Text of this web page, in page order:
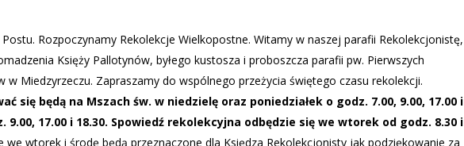
Rozpoczynamy Rekolekcje Wielkopostne. Witamy w naszej parafii Rekolekcjonistę,
Księży Pallotynów, byłego kustosza i proboszcza parafii pw. Pierwszych
w Miedzyrzeczu. Zapraszamy do wspólnego przeżycia świętego czasu rekolekcji.
się będą na Mszach św. w niedzielę oraz poniedziałek o godz. 7.00, 9.00, 17.00 i
9.00, 17.00 i 18.30. Spowiedź rekolekcyjna odbędzie się we wtorek od godz. 8.30 i
we wtorek i środę będą przeznaczone dla Księdza Rekolekcjonisty jak podziękowanie za